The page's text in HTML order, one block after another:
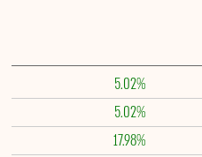
5.02%
5.02%
17.98%